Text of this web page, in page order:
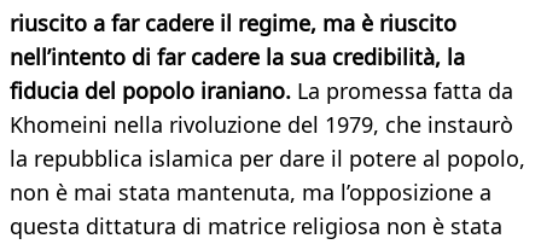
riuscito a far cadere il regime, ma è riuscito
nell’intento di far cadere la sua credibilità, la
fiducia del popolo iraniano. La promessa fatta da
Khomeini nella rivoluzione del 1979, che instaurò
la repubblica islamica per dare il potere al popolo,
non è mai stata mantenuta, ma l’opposizione a
questa dittatura di matrice religiosa non è stata